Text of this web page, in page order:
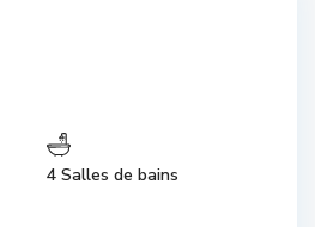
4 Salles de bains